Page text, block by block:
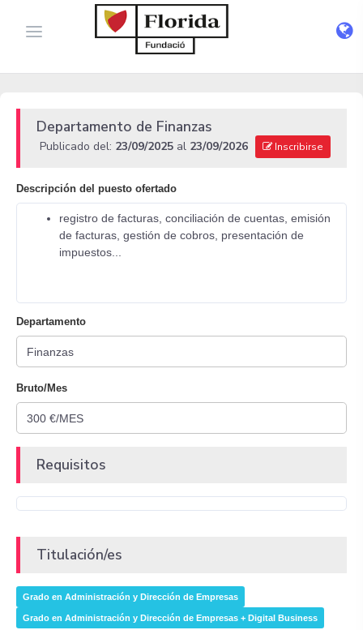
Departamento de Finanzas
Publicado del: 23/09/2025 al 23/09/2026 Inscribirse
Descripción del puesto ofertado
registro de facturas, conciliación de cuentas, emisión
de facturas, gestión de cobros, presentación de
impuestos...
Departamento
Bruto/Mes
Requisitos
Titulación/es
Grado en Administración y Dirección de Empresas
Grado en Administración y Dirección de Empresas + Digital Business